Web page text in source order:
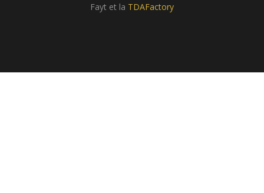
Fayt et la TDAFactory